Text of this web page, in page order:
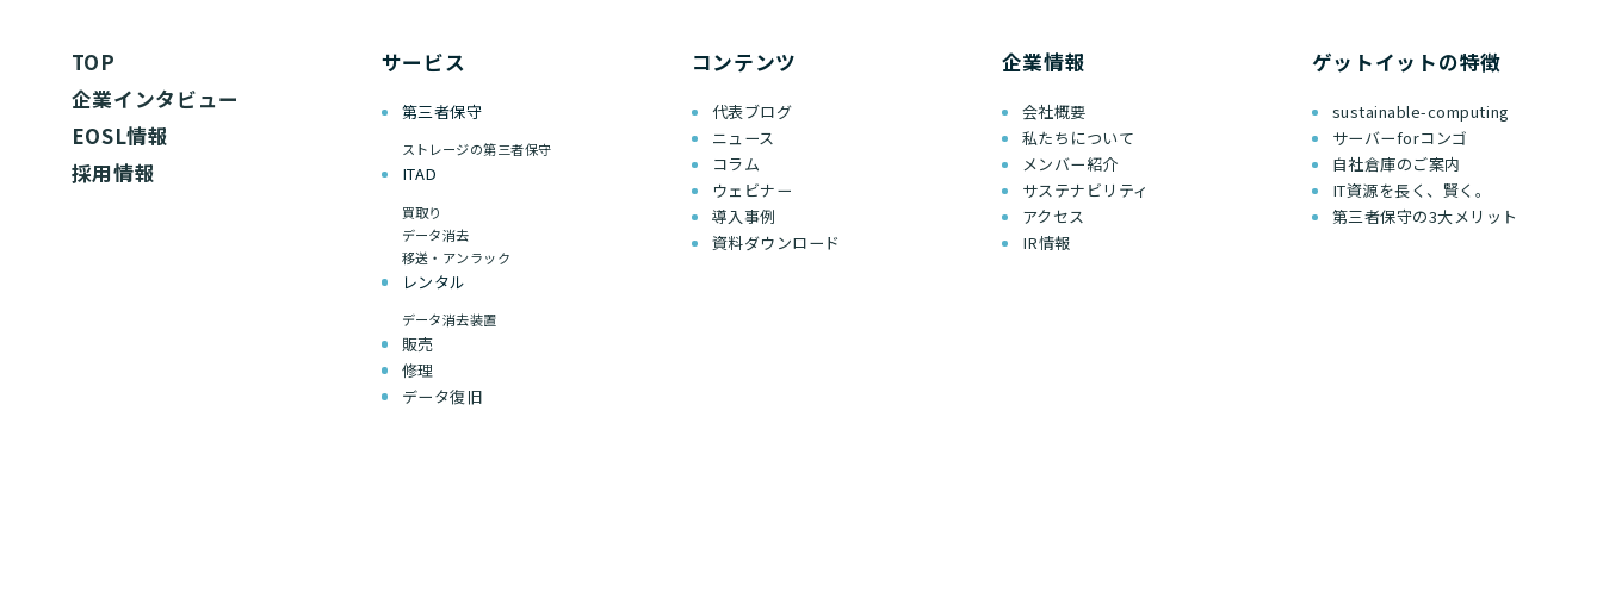
TOP
企業インタビュー
EOSL情報
採用情報
サービス
第三者保守
ストレージの第三者保守
ITAD
買取り
データ消去
移送・アンラック
レンタル
データ消去装置
販売
修理
データ復旧
コンテンツ
代表ブログ
ニュース
コラム
ウェビナー
導入事例
資料ダウンロード
企業情報
会社概要
私たちについて
メンバー紹介
サステナビリティ
アクセス
IR情報
ゲットイットの特徴
sustainable-computing
サーバーforコンゴ
自社倉庫のご案内
IT資源を長く、賢く。
第三者保守の3大メリット